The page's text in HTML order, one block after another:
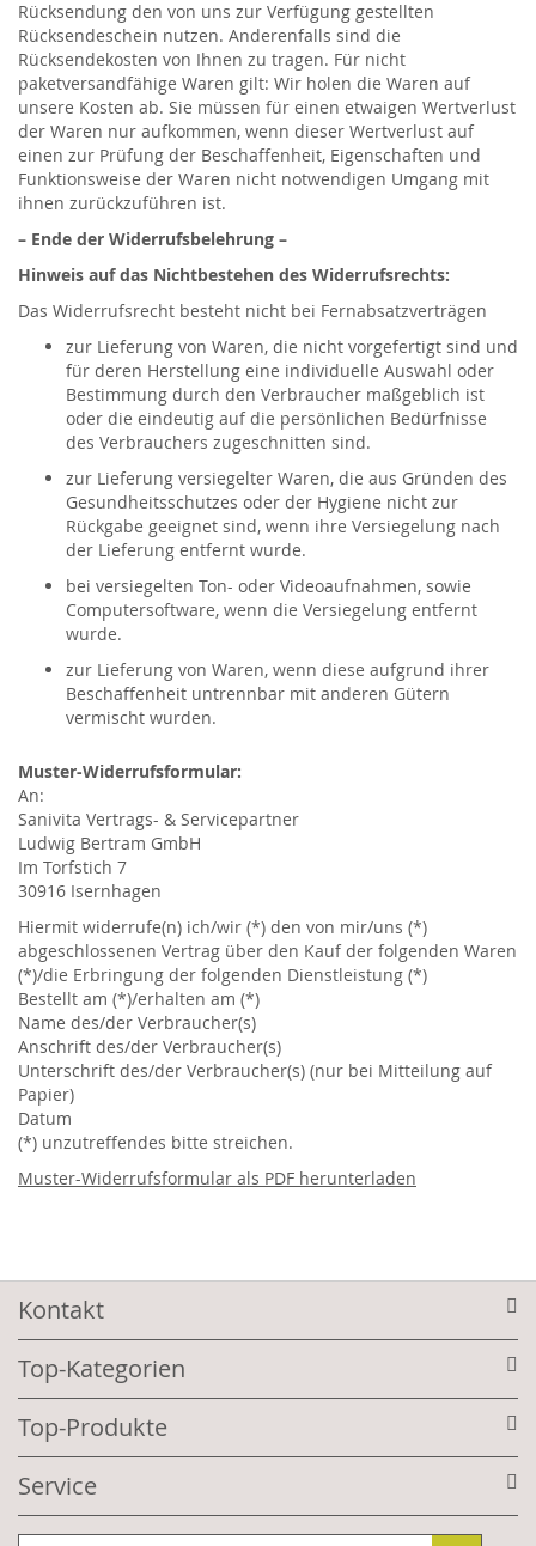
Rücksendung den von uns zur Verfügung gestellten
Rücksendeschein nutzen. Anderenfalls sind die
Rücksendekosten von Ihnen zu tragen. Für nicht
paketversandfähige Waren gilt: Wir holen die Waren auf
unsere Kosten ab. Sie müssen für einen etwaigen Wertverlust
der Waren nur aufkommen, wenn dieser Wertverlust auf
einen zur Prüfung der Beschaffenheit, Eigenschaften und
Funktionsweise der Waren nicht notwendigen Umgang mit
ihnen zurückzuführen ist.
– Ende der Widerrufsbelehrung –
Hinweis auf das Nichtbestehen des Widerrufsrechts:
Das Widerrufsrecht besteht nicht bei Fernabsatzverträgen
zur Lieferung von Waren, die nicht vorgefertigt sind und
für deren Herstellung eine individuelle Auswahl oder
Bestimmung durch den Verbraucher maßgeblich ist
oder die eindeutig auf die persönlichen Bedürfnisse
des Verbrauchers zugeschnitten sind.
zur Lieferung versiegelter Waren, die aus Gründen des
Gesundheitsschutzes oder der Hygiene nicht zur
Rückgabe geeignet sind, wenn ihre Versiegelung nach
der Lieferung entfernt wurde.
bei versiegelten Ton- oder Videoaufnahmen, sowie
Computersoftware, wenn die Versiegelung entfernt
wurde.
zur Lieferung von Waren, wenn diese aufgrund ihrer
Beschaffenheit untrennbar mit anderen Gütern
vermischt wurden.
Muster-Widerrufsformular:
An:
Sanivita Vertrags- & Servicepartner
Ludwig Bertram GmbH
Im Torfstich 7
30916 Isernhagen
Hiermit widerrufe(n) ich/wir (*) den von mir/uns (*)
abgeschlossenen­ Vertrag über den Kauf der folgenden Waren
(*)/die Erbringung der ­folgenden Dienstleistung (*)
Bestellt am (*)/erhalten am (*)
Name des/der Verbraucher(s)
Anschrift des/der Verbraucher(s)
Unterschrift des/der Verbraucher(s) (nur bei Mitteilung auf
Papier)
Datum
(*) unzutreffendes bitte streichen.
Muster-Widerrufsformular als PDF herunterladen
Kontakt
Top-Kategorien
Top-Produkte
Service